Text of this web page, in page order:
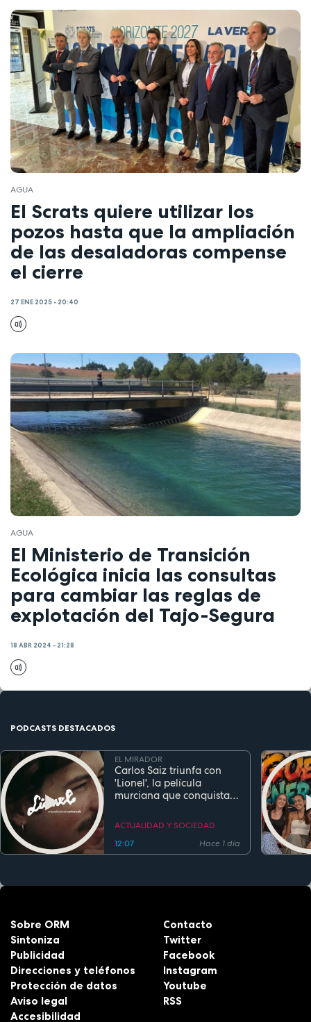
AGUA
El Scrats quiere utilizar los
pozos hasta que la ampliación
de las desaladoras compense
el cierre
27 ENE 2025 - 20:40
AGUA
El Ministerio de Transición
Ecológica inicia las consultas
para cambiar las reglas de
explotación del Tajo-Segura
18 ABR 2024 - 21:28
PODCASTS DESTACADOS
EL MIRADOR
Carlos Saiz triunfa con
'Lionel', la película
murciana que conquista
estreno
ACTUALIDAD Y SOCIEDAD
12:07
Hace 1 día
Sobre ORM
Sintoniza
Publicidad
Direcciones y teléfonos
Protección de datos
Aviso legal
Accesibilidad
Contacto
Twitter
Facebook
Instagram
Youtube
RSS